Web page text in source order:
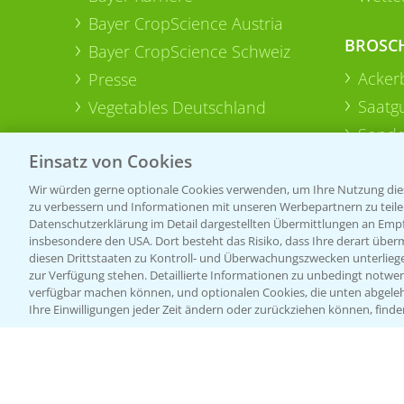
Bayer CropScience Austria
Bayer CropScience Schweiz
Presse
Vegetables Deutschland
Einsatz von Cookies
Wir würden gerne optionale Cookies verwenden, um Ihre Nutzung
zu verbessern und Informationen mit unseren Werbepartnern zu
Datenschutzerklärung im Detail dargestellten Übermittlungen an
insbesondere den USA. Dort besteht das Risiko, dass Ihre derart
diesen Drittstaaten zu Kontroll- und Überwachungszwecken
zur Verfügung stehen. Detaillierte Informationen zu unbedingt
verfügbar machen können, und optionalen Cookies, die unten
Ihre Einwilligungen jeder Zeit ändern oder zurückziehen können,